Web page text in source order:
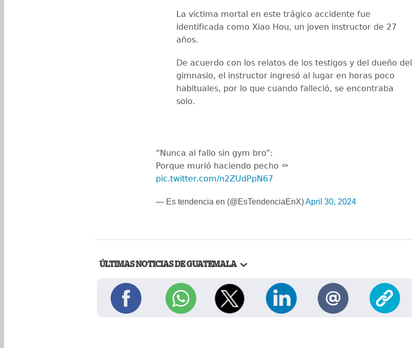
La víctima mortal en este trágico accidente fue
identificada como Xiao Hou, un joven instructor de 27
años.
De acuerdo con los relatos de los testigos y del dueño del
gimnasio, el instructor ingresó al lugar en horas poco
habituales, por lo que cuando falleció, se encontraba
solo.
“Nunca al fallo sin gym bro”:
Porque murió haciendo pecho ⚰️
pic.twitter.com/n2ZUdPpN67
— Es tendencia en (@EsTendenciaEnX)April 30, 2024
ÚLTIMAS NOTICIAS DE GUATEMALA